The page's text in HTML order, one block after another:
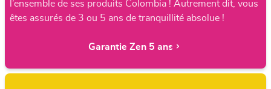
l’ensemble de ses produits Colombia ! Autrement dit, vous
êtes assurés de 3 ou 5 ans de tranquillité absolue !
Garantie Zen 5 ans